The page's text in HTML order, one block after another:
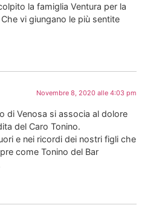
la famiglia Ventura per la
vi giungano le più sentite
Novembre 8, 2020 alle 4:03 pm
di Venosa si associa al dolore
del Caro Tonino.
e nei ricordi dei nostri figli che
come Tonino del Bar